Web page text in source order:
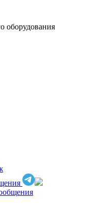
оборудования